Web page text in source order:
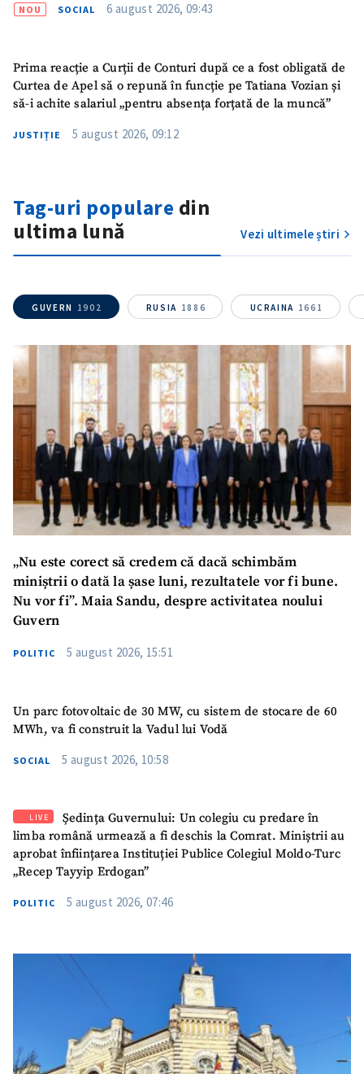
NOU SOCIAL 6 august 2026, 09:43
Prima reacție a Curții de Conturi după ce a fost obligată de
Curtea de Apel să o repună în funcție pe Tatiana Vozian și
să-i achite salariul „pentru absența forțată de la muncă”
JUSTIȚIE 5 august 2026, 09:12
Tag-uri populare din
ultima lună
Vezi ultimele știri
GUVERN 1902 RUSIA 1886 UCRAINA 1661
„Nu este corect să credem că dacă schimbăm
miniștrii o dată la șase luni, rezultatele vor fi bune.
Nu vor fi”. Maia Sandu, despre activitatea noului
Guvern
POLITIC 5 august 2026, 15:51
Un parc fotovoltaic de 30 MW, cu sistem de stocare de 60
MWh, va fi construit la Vadul lui Vodă
SOCIAL 5 august 2026, 10:58
LIVE
Ședința Guvernului: Un colegiu cu predare în
limba română urmează a fi deschis la Comrat. Miniștrii au
aprobat înființarea Instituției Publice Colegiul Moldo-Turc
„Recep Tayyip Erdogan”
POLITIC 5 august 2026, 07:46
CONTACT SURSĂ
Sursă anonimă
Email+ Emailul meu
Telefon
+ Telefon personal
Am citit și sunt de
acord cupolitica de
TRIMITE ȘTIREA